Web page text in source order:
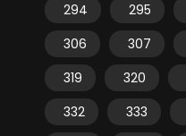
294
295
306
307
319
320
332
333